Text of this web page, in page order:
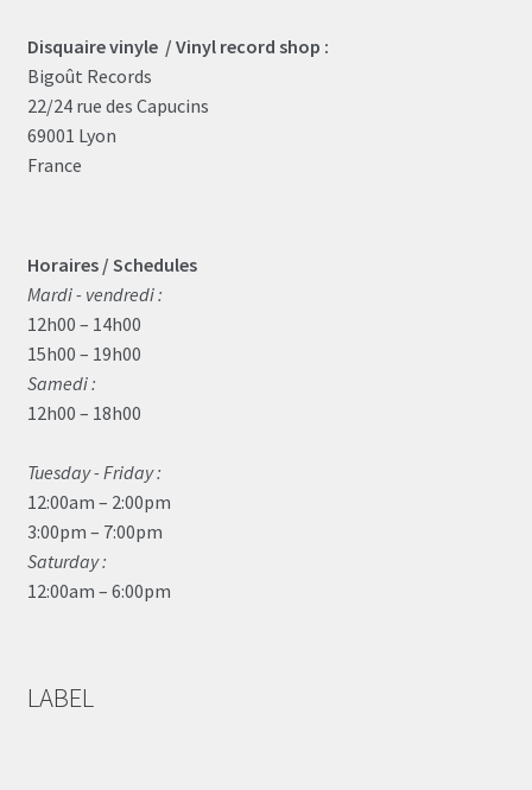
Disquaire vinyle / Vinyl record shop :
Bigoût Records
22/24 rue des Capucins
69001 Lyon
France
Horaires / Schedules
Mardi - vendredi :
12h00 – 14h00
15h00 – 19h00
Samedi :
12h00 – 18h00
Tuesday - Friday :
12:00am – 2:00pm
3:00pm – 7:00pm
Saturday :
12:00am – 6:00pm
LABEL